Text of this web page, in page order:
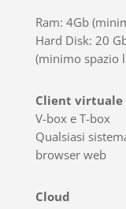
Ram: 4Gb
Hard Disk: 20
(minimo spazio
Client virtuale
V-box e T-box
Qualsiasi
browser web
Cloud